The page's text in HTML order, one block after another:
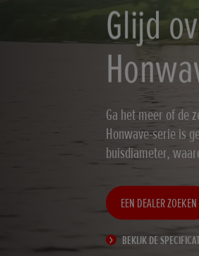
Glijd
Ga het meer of de
Honwave-serie is
buisdiameter,
EEN DEALER ZOEKEN
BEKIJK DE